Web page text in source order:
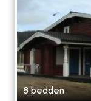
8 bedden